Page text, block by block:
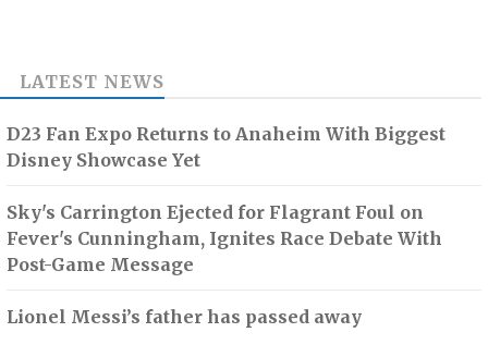
LATEST NEWS
D23 Fan Expo Returns to Anaheim With Biggest
Disney Showcase Yet
Sky's Carrington Ejected for Flagrant Foul on
Fever's Cunningham, Ignites Race Debate With
Post-Game Message
Lionel Messi’s father has passed away